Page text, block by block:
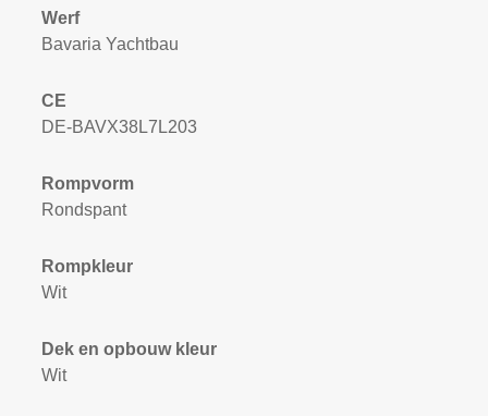
Werf
Bavaria Yachtbau
CE
DE-BAVX38L7L203
Rompvorm
Rondspant
Rompkleur
Wit
Dek en opbouw kleur
Wit